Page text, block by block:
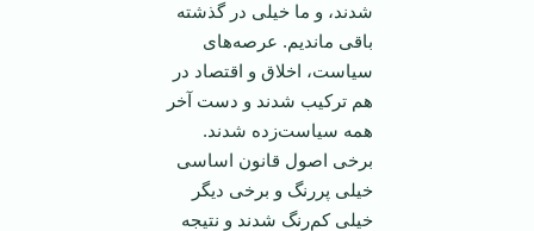
شدند، و ما خیلی در گذشته
باقی ماندیم. عرصه‌های
سیاست، اخلاق و اقتصاد در
هم ترکیب شدند و دست آخر
همه سیاست‌زده شدند.
برخی اصول قانون اساسی
خیلی پررنگ و برخی دیگر
خیلی کم‌رنگ شدند و نتیجه